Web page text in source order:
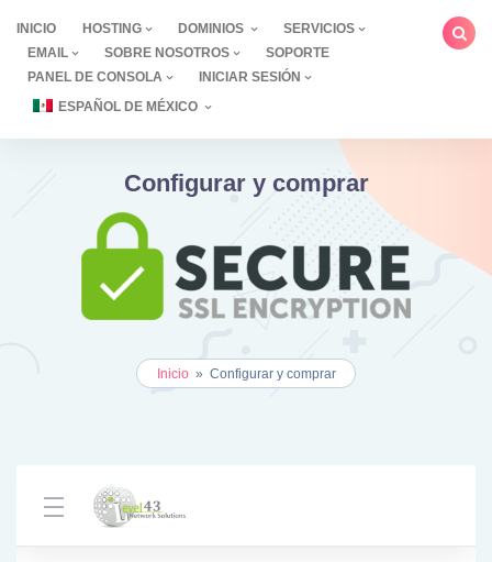
contenido
INICIO HOSTING DOMINIOS
SERVICIOS
EMAIL
SOBRE NOSOTROS
SOPORTE
PANEL DE CONSOLA
INICIAR SESIÓN
ESPAÑOL DE MÉXICO
Configurar y comprar
Inicio» Configurar y comprar